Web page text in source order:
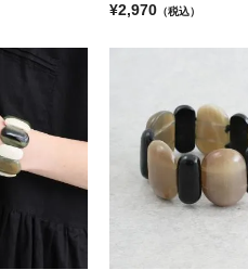
¥2,970 （税込）